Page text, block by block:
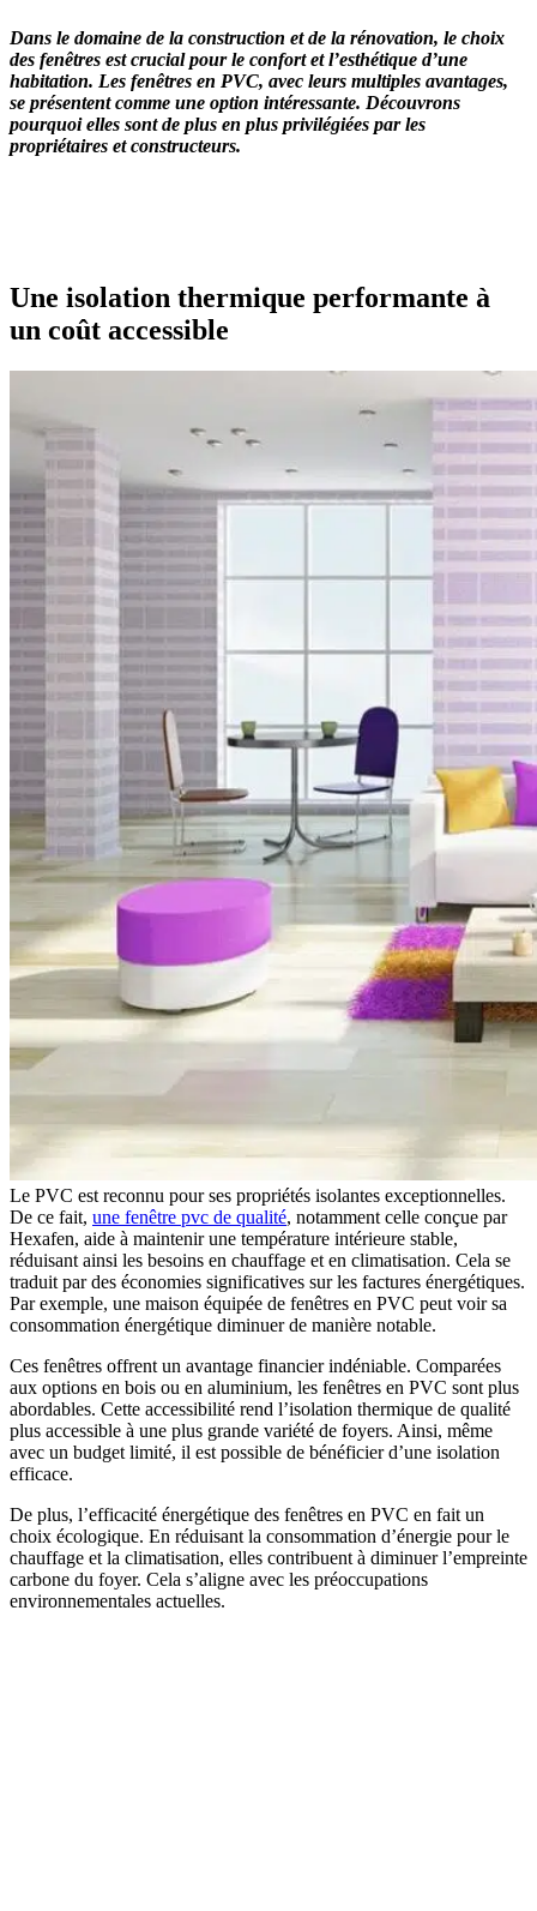
Dans le domaine de la construction et de la rénovation, le choix
des fenêtres est crucial pour le confort et l’esthétique d’une
habitation. Les fenêtres en PVC, avec leurs multiples avantages,
se présentent comme une option intéressante. Découvrons
pourquoi elles sont de plus en plus privilégiées par les
propriétaires et constructeurs.
Une isolation thermique performante à
un coût accessible
Le PVC est reconnu pour ses propriétés isolantes exceptionnelles.
De ce fait, une fenêtre pvc de qualité, notamment celle conçue par
Hexafen, aide à maintenir une température intérieure stable,
réduisant ainsi les besoins en chauffage et en climatisation. Cela se
traduit par des économies significatives sur les factures énergétiques.
Par exemple, une maison équipée de fenêtres en PVC peut voir sa
consommation énergétique diminuer de manière notable.
Ces fenêtres offrent un avantage financier indéniable. Comparées
aux options en bois ou en aluminium, les fenêtres en PVC sont plus
abordables. Cette accessibilité rend l’isolation thermique de qualité
plus accessible à une plus grande variété de foyers. Ainsi, même
avec un budget limité, il est possible de bénéficier d’une isolation
efficace.
De plus, l’efficacité énergétique des fenêtres en PVC en fait un
choix écologique. En réduisant la consommation d’énergie pour le
chauffage et la climatisation, elles contribuent à diminuer l’empreinte
carbone du foyer. Cela s’aligne avec les préoccupations
environnementales actuelles.